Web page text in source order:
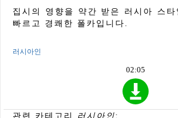
집시의 영향을 약간 받은 러시아 스타
빠르고 경쾌한 폴카입니다.
러시아인
02:05
관련 카테고리 러시아인: